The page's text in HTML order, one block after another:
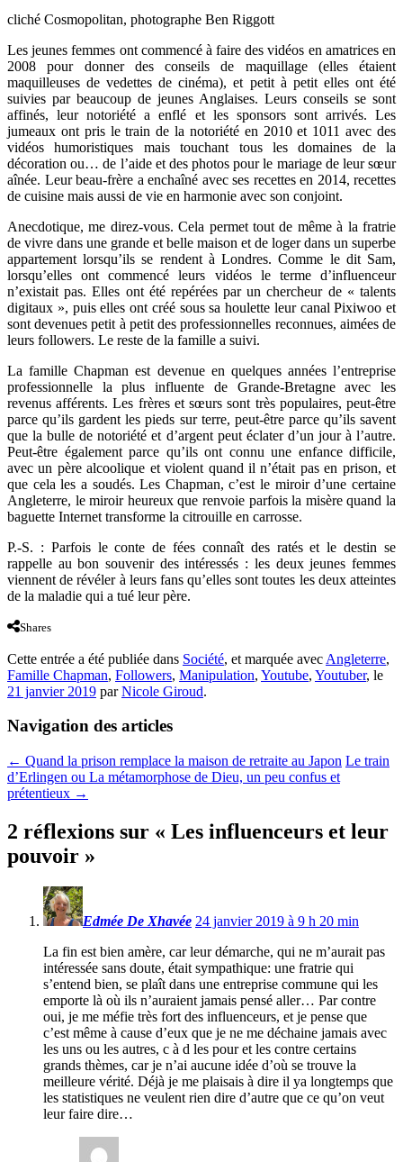
cliché Cosmopolitan, photographe Ben Riggott
Les jeunes femmes ont commencé à faire des vidéos en amatrices en
2008 pour donner des conseils de maquillage (elles étaient
maquilleuses de vedettes de cinéma), et petit à petit elles ont été
suivies par beaucoup de jeunes Anglaises. Leurs conseils se sont
affinés, leur notoriété a enflé et les sponsors sont arrivés. Les
jumeaux ont pris le train de la notoriété en 2010 et 1011 avec des
vidéos humoristiques mais touchant tous les domaines de la
décoration ou… de l’aide et des photos pour le mariage de leur sœur
aînée. Leur beau-frère a enchaîné avec ses recettes en 2014, recettes
de cuisine mais aussi de vie en harmonie avec son conjoint.
Anecdotique, me direz-vous. Cela permet tout de même à la fratrie
de vivre dans une grande et belle maison et de loger dans un superbe
appartement lorsqu’ils se rendent à Londres. Comme le dit Sam,
lorsqu’elles ont commencé leurs vidéos le terme d’influenceur
n’existait pas.Elles ont été repérées par un chercheur de « talents
digitaux », puis elles ont créé sous sa houlette leur canal Pixiwoo et
sont devenues petit à petit des professionnelles reconnues, aimées de
leurs followers. Le reste de la famille a suivi.
La famille Chapman est devenue en quelques années l’entreprise
professionnelle la plus influente de Grande-Bretagne avec les
revenus afférents. Les frères et sœurs sont très populaires, peut-être
parce qu’ils gardent les pieds sur terre, peut-être parce qu’ils savent
que la bulle de notoriété et d’argent peut éclater d’un jour à l’autre.
Peut-être également parce qu’ils ont connu une enfance difficile,
avec un père alcoolique et violent quand il n’était pas en prison, et
que cela les a soudés. Les Chapman, c’est le miroir d’une certaine
Angleterre, le miroir heureux que renvoie parfois la misère quand la
baguette Internet transforme la citrouille en carrosse.
P.-S. : Parfois le conte de fées connaît des ratés et le destin se
rappelle au bon souvenir des intéressés : les deux jeunes femmes
viennent de révéler à leurs fans qu’elles sont toutes les deux atteintes
de la maladie qui a tué leur père.
Shares
Cette entrée a été publiée dans Société, et marquée avec Angleterre,
Famille Chapman, Followers, Manipulation, Youtube, Youtuber, le
21 janvier 2019 parNicole Giroud.
Navigation des articles
← Quand la prison remplace la maison de retraite au Japon Le train
d’Erlingen ou La métamorphose de Dieu, un peu confus et
prétentieux →
2 réflexions sur « Les influenceurs et leur
pouvoir »
Edmée De Xhavée 24 janvier 2019 à 9 h 20 min
La fin est bien amère, car leur démarche, qui ne m’aurait pas
intéressée sans doute, était sympathique: une fratrie qui
s’entend bien, se plaît dans une entreprise commune qui les
emporte là où ils n’auraient jamais pensé aller… Par contre
oui, je me méfie très fort des influenceurs, et je pense que
c’est même à cause d’eux que je ne me déchaine jamais avec
les uns ou les autres, c à d les pour et les contre certains
grands thèmes, car je n’ai aucune idée d’où se trouve la
meilleure vérité. Déjà je me plaisais à dire il ya longtemps que
les statistiques ne veulent rien dire d’autre que ce qu’on veut
leur faire dire…